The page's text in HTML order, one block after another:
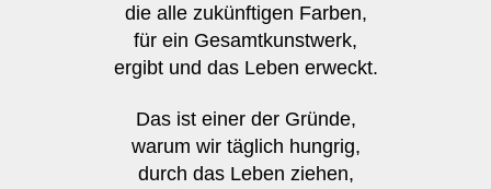
die alle zukünftigen Farben,
für ein Gesamtkunstwerk,
ergibt und das Leben erweckt.
Das ist einer der Gründe,
warum wir täglich hungrig,
durch das Leben ziehen,